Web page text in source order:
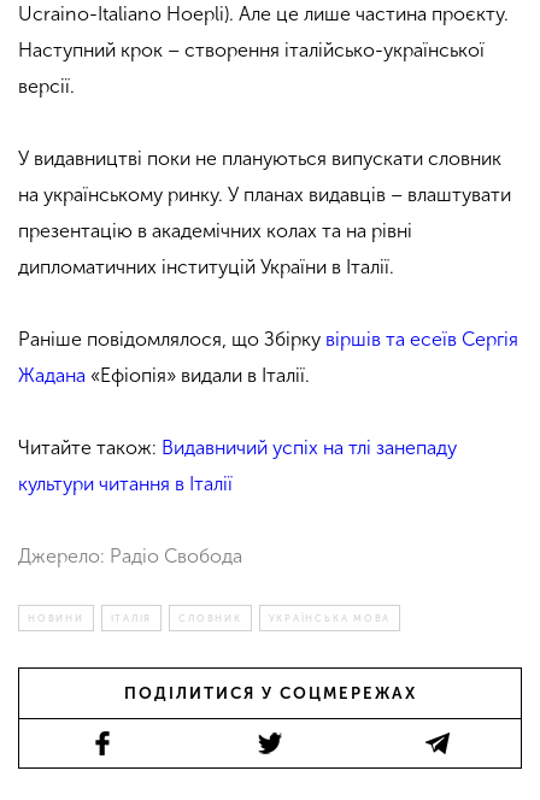
Ucraino-Italiano Hoepli). Але це лише частина проєкту.
Наступний крок – створення італійсько-української
версії.
У видавництві поки не плануються випускати словник
на українському ринку. У планах видавців – влаштувати
презентацію в академічних колах та на рівні
дипломатичних інституцій України в Італії.
Раніше повідомлялося, що Збірку віршів та есеїв Сергія
Жадана «Ефіопія» видали в Італії.
Читайте також: Видавничий успіх на тлі занепаду
культури читання в Італії
Джерело: Радіо Свобода
НОВИНИ ІТАЛІЯ СЛОВНИК УКРАЇНСЬКА МОВА
ПОДІЛИТИСЯ У СОЦМЕРЕЖАХ